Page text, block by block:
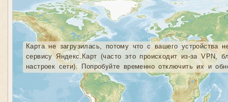
Карта не загрузилась, потому что с вашего устройства
сервису Яндекс.Карт (часто это происходит из-за VPN,
настроек сети). Попробуйте временно отключить их и